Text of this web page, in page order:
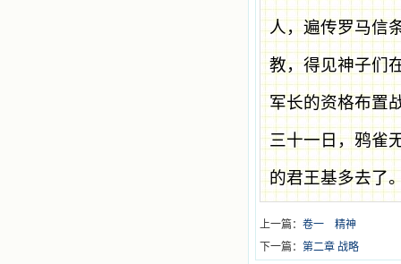
人，遍传罗马信
教，得见神子们
军长的资格布置
三十一日，鸦雀
的君王基多去了
上一篇： 卷一 精神
下一篇： 第二章 战略